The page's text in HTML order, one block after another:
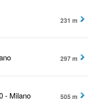
231 m
297 m
- Milano 505 m